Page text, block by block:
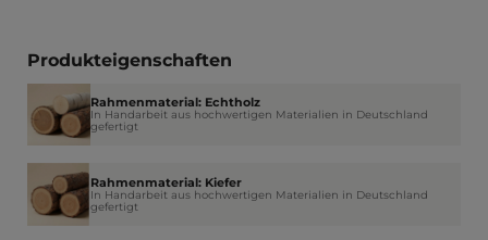
Produkteigenschaften
Rahmenmaterial: Echtholz
In Handarbeit aus hochwertigen Materialien in Deutschland
gefertigt
Rahmenmaterial: Kiefer
In Handarbeit aus hochwertigen Materialien in Deutschland
gefertigt